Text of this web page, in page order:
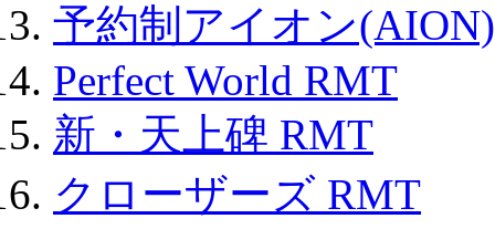
予約制アイオン
Perfect World RMT
新・天上碑 RMT
クローザーズ RMT